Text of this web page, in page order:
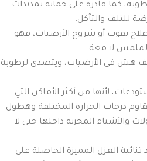
كما قادرة على حماية تمديدات
للتلف والتآكل.
ثقوب أو شروخ الأرضيات، فهو
لا معة.
هش في الأرضيات، ويتصدى لرطوبة
لأنها من أكثر الأماكن التي
درجات الحرارة المختلفة وهطول
والأشياء المخزنة داخلها حتى لا
ثنائية العزل المميزة الحاصلة على